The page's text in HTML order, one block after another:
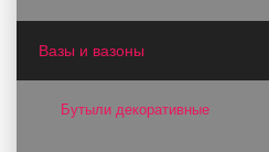
Вазы и вазоны
Бутыли декоративные